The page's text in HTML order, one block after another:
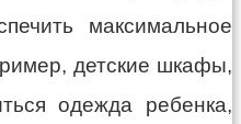
максимальное
детские шкафы,
одежда ребенка,